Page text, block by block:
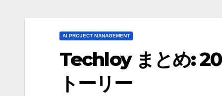
AI PROJECT MANAGEMENT
Techloy まとめ:
トーリー